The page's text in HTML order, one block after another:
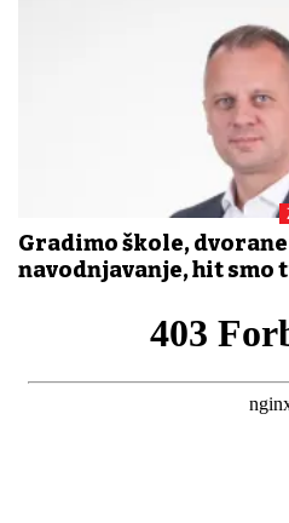
Gradimo škole,
navodnjavanje, hit